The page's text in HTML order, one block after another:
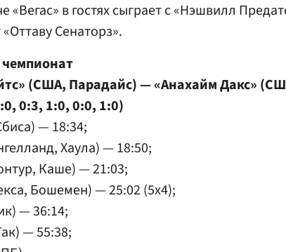
в гостях сыграет с «Нэшвилл
Сенаторз».
(США, Парадайс) — «Анахайм Дакс»
0:3, 1:0, 0:0, 1:0)
— 18:34;
Хаула) — 18:50;
Каше) — 21:03;
Бошемен) — 25:02 (5x4);
— 36:14;
— 55:38;